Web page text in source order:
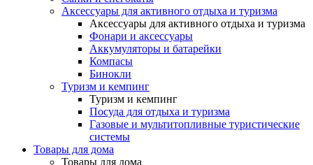
Аксессуары для активного отдыха и туризма
Аксессуары для активного отдыха и туризма
Фонари и аксессуары
Аккумуляторы и батарейки
Компасы
Бинокли
Туризм и кемпинг
Туризм и кемпинг
Посуда для отдыха и туризма
Газовые и мультитопливные туристические
системы
Товары для дома
Товары для дома